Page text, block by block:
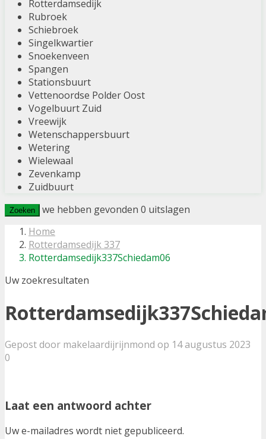
Rotterdamsedijk
Rubroek
Schiebroek
Singelkwartier
Snoekenveen
Spangen
Stationsbuurt
Vettenoordse Polder Oost
Vogelbuurt Zuid
Vreewijk
Wetenschappersbuurt
Wetering
Wielewaal
Zevenkamp
Zuidbuurt
Zoeken we hebben gevonden 0 uitslagen
Home
Rotterdamsedijk 337
Rotterdamsedijk337Schiedam06
Uw zoekresultaten
Gepost door makelaardijrijnmond op 14 augustus 2023
0
Laat een antwoord achter
Uw e-mailadres wordt niet gepubliceerd.